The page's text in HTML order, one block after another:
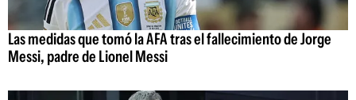
Las medidas que tomó la AFA tras el fallecimiento de Jorge
Messi, padre de Lionel Messi